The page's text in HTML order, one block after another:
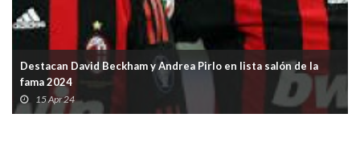
Destacan David Beckham y Andrea Pirlo en lista salón de la
fama 2024
15 Apr 24